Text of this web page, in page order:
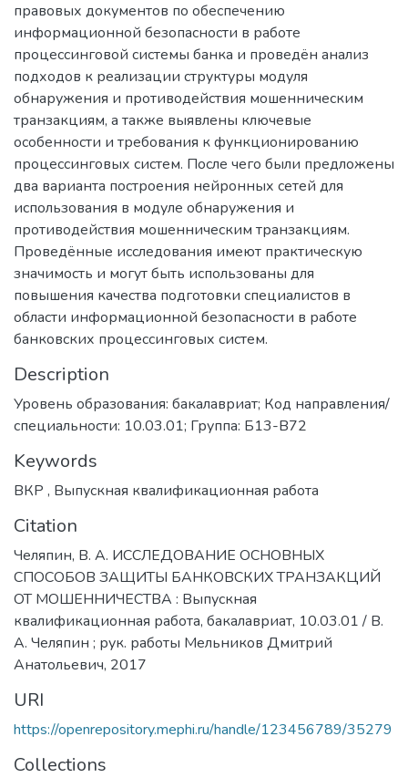
правовых документов по обеспечению
информационной безопасности в работе
процессинговой системы банка и проведён анализ
подходов к реализации структуры модуля
обнаружения и противодействия мошенническим
транзакциям, а также выявлены ключевые
особенности и требования к функционированию
процессинговых систем. После чего были предложены
два варианта построения нейронных сетей для
использования в модуле обнаружения и
противодействия мошенническим транзакциям.
Проведённые исследования имеют практическую
значимость и могут быть использованы для
повышения качества подготовки специалистов в
области информационной безопасности в работе
банковских процессинговых систем.
Description
Уровень образования: бакалавриат; Код направления/
специальности: 10.03.01; Группа: Б13-В72
Keywords
ВКР , Выпускная квалификационная работа
Citation
Челяпин, В. А. ИССЛЕДОВАНИЕ ОСНОВНЫХ
СПОСОБОВ ЗАЩИТЫ БАНКОВСКИХ ТРАНЗАКЦИЙ
ОТ МОШЕННИЧЕСТВА : Выпускная
квалификационная работа, бакалавриат, 10.03.01 / В.
А. Челяпин ; рук. работы Мельников Дмитрий
Анатольевич, 2017
URI
https://openrepository.mephi.ru/handle/123456789/35279
Collections